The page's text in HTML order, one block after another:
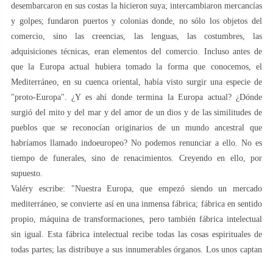
desembarcaron en sus costas la hicieron suya; intercambiaron mercancías
y golpes; fundaron puertos y colonias donde, no sólo los objetos del
comercio, sino las creencias, las lenguas, las costumbres, las
adquisiciones técnicas, eran elementos del comercio. Incluso antes de
que la Europa actual hubiera tomado la forma que conocemos, el
Mediterráneo, en su cuenca oriental, había visto surgir una especie de
"proto-Europa". ¿Y es ahí donde termina la Europa actual? ¿Dónde
surgió del mito y del mar y del amor de un dios y de las similitudes de
pueblos que se reconocían originarios de un mundo ancestral que
habríamos llamado indoeuropeo? No podemos renunciar a ello. No es
tiempo de funerales, sino de renacimientos. Creyendo en ello, por
supuesto.
Valéry escribe: "Nuestra Europa, que empezó siendo un mercado
mediterráneo, se convierte así en una inmensa fábrica; fábrica en sentido
propio, máquina de transformaciones, pero también fábrica intelectual
sin igual. Esta fábrica intelectual recibe todas las cosas espirituales de
todas partes; las distribuye a sus innumerables órganos. Los unos captan